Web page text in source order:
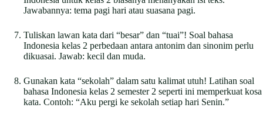
Jawabannya: tema pagi hari atau suasana pagi.
Tuliskan lawan kata dari “besar” dan “tuai”! Soal bahasa
Indonesia kelas 2 perbedaan antara antonim dan sinonim perlu
dikuasai. Jawab: kecil dan muda.
Gunakan kata “sekolah” dalam satu kalimat utuh! Latihan soal
bahasa Indonesia kelas 2 semester 2 seperti ini memperkuat kosa
kata. Contoh: “Aku pergi ke sekolah setiap hari Senin.”